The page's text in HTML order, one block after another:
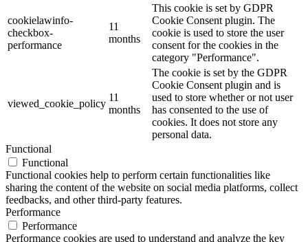
cookielawinfo-
checkbox-
performance
11
months
This cookie is set by GDPR
Cookie Consent plugin. The
cookie is used to store the user
consent for the cookies in the
category "Performance".
viewed_cookie_policy
11
months
The cookie is set by the GDPR
Cookie Consent plugin and is
used to store whether or not user
has consented to the use of
cookies. It does not store any
personal data.
Functional
Functional
Functional cookies help to perform certain functionalities like
sharing the content of the website on social media platforms, collect
feedbacks, and other third-party features.
Performance
Performance
Performance cookies are used to understand and analyze the key